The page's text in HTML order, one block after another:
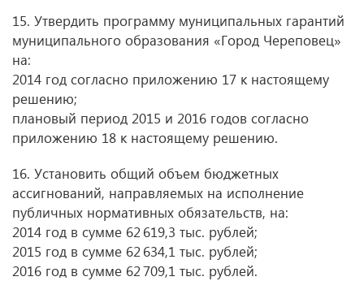
15. Утвердить программу муниципальных гарантий
муниципального образования «Город Череповец»
на:
2014 год согласно приложению 17 к настоящему
решению;
плановый период 2015 и 2016 годов согласно
приложению 18 к настоящему решению.
16. Установить общий объем бюджетных
ассигнований, направляемых на исполнение
публичных нормативных обязательств, на:
2014 год в сумме 62 619,3 тыс. рублей;
2015 год в сумме 62 634,1 тыс. рублей;
2016 год в сумме 62 709,1 тыс. рублей.